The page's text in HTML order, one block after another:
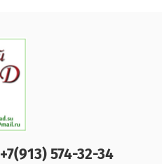
+7(913) 574-32-34